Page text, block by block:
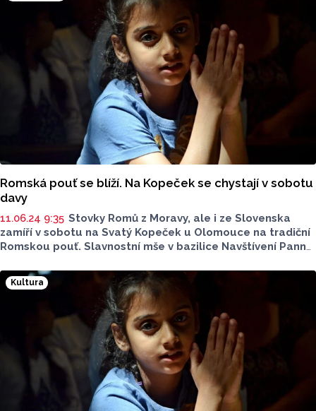
Romská pouť se blíží. Na Kopeček se chystají v sobotu
davy
11.06.24 9:35 Stovky Romů z Moravy, ale i ze Slovenska
zamíří v sobotu na Svatý Kopeček u Olomouce na tradiční
Romskou pouť. Slavnostní mše v bazilice Navštívení Panny
pouť bude doprovázet také představení romských
komunit. Akce má dlouhodobou tradici, letos se koná
pošestadvacáté, informovala zástupkyně ředitele
pořádající Charity Olomouc Barbora Cigánková. Svatý
Kopeček je s touto akcí spjat od počátku, některé ročníky
se ale uskutečnily kvůli rekonstrukci baziliky také
v katedrále svatého Václava v Olomouci.
Kultura